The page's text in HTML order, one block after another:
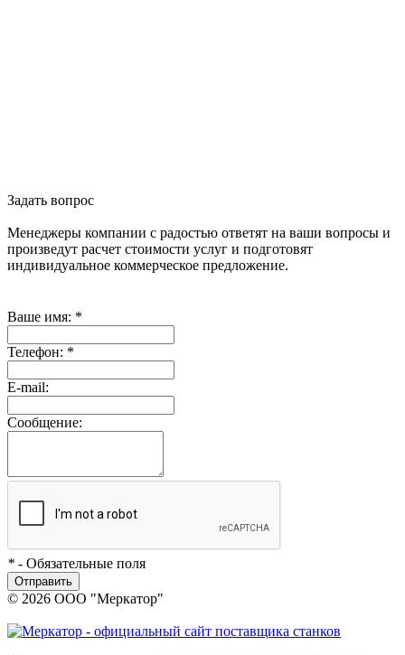
Задать вопрос
Менеджеры компании с радостью ответят на ваши вопросы и
произведут расчет стоимости услуг и подготовят
индивидуальное коммерческое предложение.
Ваше имя: *
Телефон: *
E-mail:
Сообщение:
* - Обязательные поля
Отправить
© 2026 ООО "Меркатор"